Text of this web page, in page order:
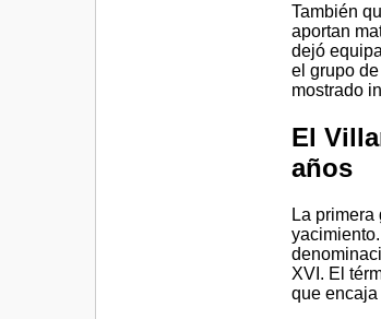
También
aportan
dejó
el grupo
mostrado
El
años
La
XVI. El
que